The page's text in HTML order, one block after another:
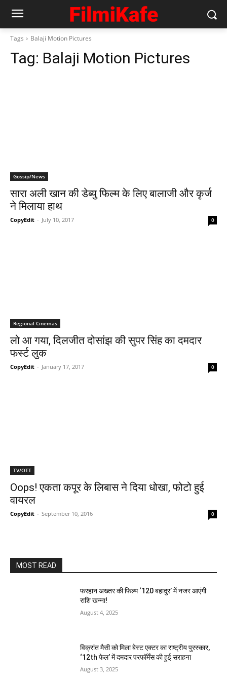
Tags Balaji Motion Pictures
Tag: Balaji Motion Pictures
Gossip/News
सारा अली खान की डेब्‍यु फिल्‍म के लिए बालाजी और कृर्ज
ने मिलाया हाथ
CopyEdit - July 10, 2017 0
Regional Cinemas
लो आ गया, दिलजीत दोसांझ की सुपर सिंह का दमदार
फर्स्‍ट लुक
CopyEdit - January 17, 2017 0
TV/OTT
Oops! एकता कपूर के लिबास ने दिया धोखा, फोटो हुई
वायरल
CopyEdit - September 10, 2016 0
MOST READ
फरहान अख्तर की फिल्म ‘120 बहादुर’ में नजर आएंगी
राशि खन्ना!
August 4, 2025
विक्रांत मैसी को मिला बेस्ट एक्टर का राष्ट्रीय पुरस्कार,
‘12th फेल’ में दमदार परफॉर्मेंस की हुई सराहना
August 3, 2025